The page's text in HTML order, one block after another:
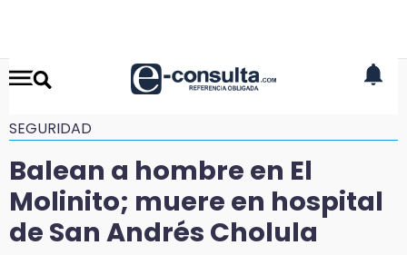
SEGURIDAD
Balean a hombre en El
Molinito; muere en hospital
de San Andrés Cholula